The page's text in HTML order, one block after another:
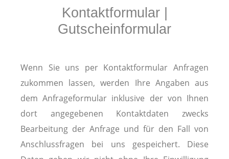
Kontaktformular |
Gutscheinformular
Wenn Sie uns per Kontaktformular Anfragen
zukommen lassen, werden Ihre Angaben aus
dem Anfrageformular inklusive der von Ihnen
dort angegebenen Kontaktdaten zwecks
Bearbeitung der Anfrage und für den Fall von
Anschlussfragen bei uns gespeichert. Diese